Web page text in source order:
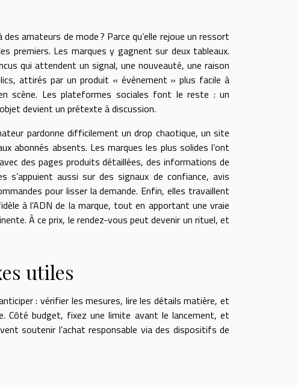
amateurs de mode ? Parce qu’elle rejoue un ressort
premiers. Les marques y gagnent sur deux tableaux.
qui attendent un signal, une nouveauté, une raison
attirés par un produit « événement » plus facile à
scène. Les plateformes sociales font le reste : un
devient un prétexte à discussion.
pardonne difficilement un drop chaotique, un site
abonnés absents. Les marques les plus solides l’ont
des pages produits détaillées, des informations de
aussi sur des signaux de confiance, avis
pour lisser la demande. Enfin, elles travaillent
à l’ADN de la marque, tout en apportant une vraie
À ce prix, le rendez-vous peut devenir un rituel, et
utiles
: vérifier les mesures, lire les détails matière, et
budget, fixez une limite avant le lancement, et
soutenir l’achat responsable via des dispositifs de